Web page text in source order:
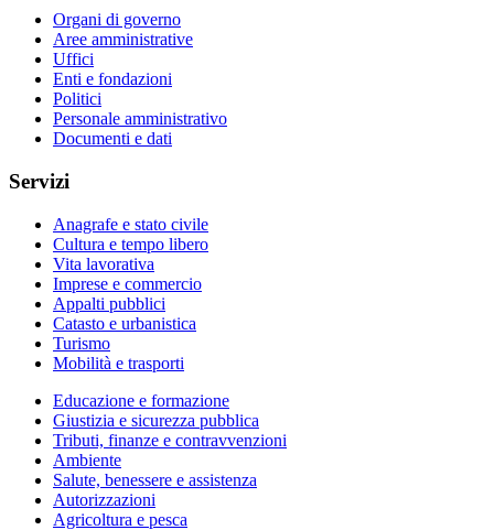
Organi di governo
Aree amministrative
Uffici
Enti e fondazioni
Politici
Personale amministrativo
Documenti e dati
Servizi
Anagrafe e stato civile
Cultura e tempo libero
Vita lavorativa
Imprese e commercio
Appalti pubblici
Catasto e urbanistica
Turismo
Mobilità e trasporti
Educazione e formazione
Giustizia e sicurezza pubblica
Tributi, finanze e contravvenzioni
Ambiente
Salute, benessere e assistenza
Autorizzazioni
Agricoltura e pesca